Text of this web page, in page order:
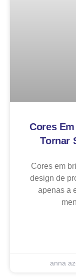
Cores
Tornar
Cores em
design de
apenas a
anna